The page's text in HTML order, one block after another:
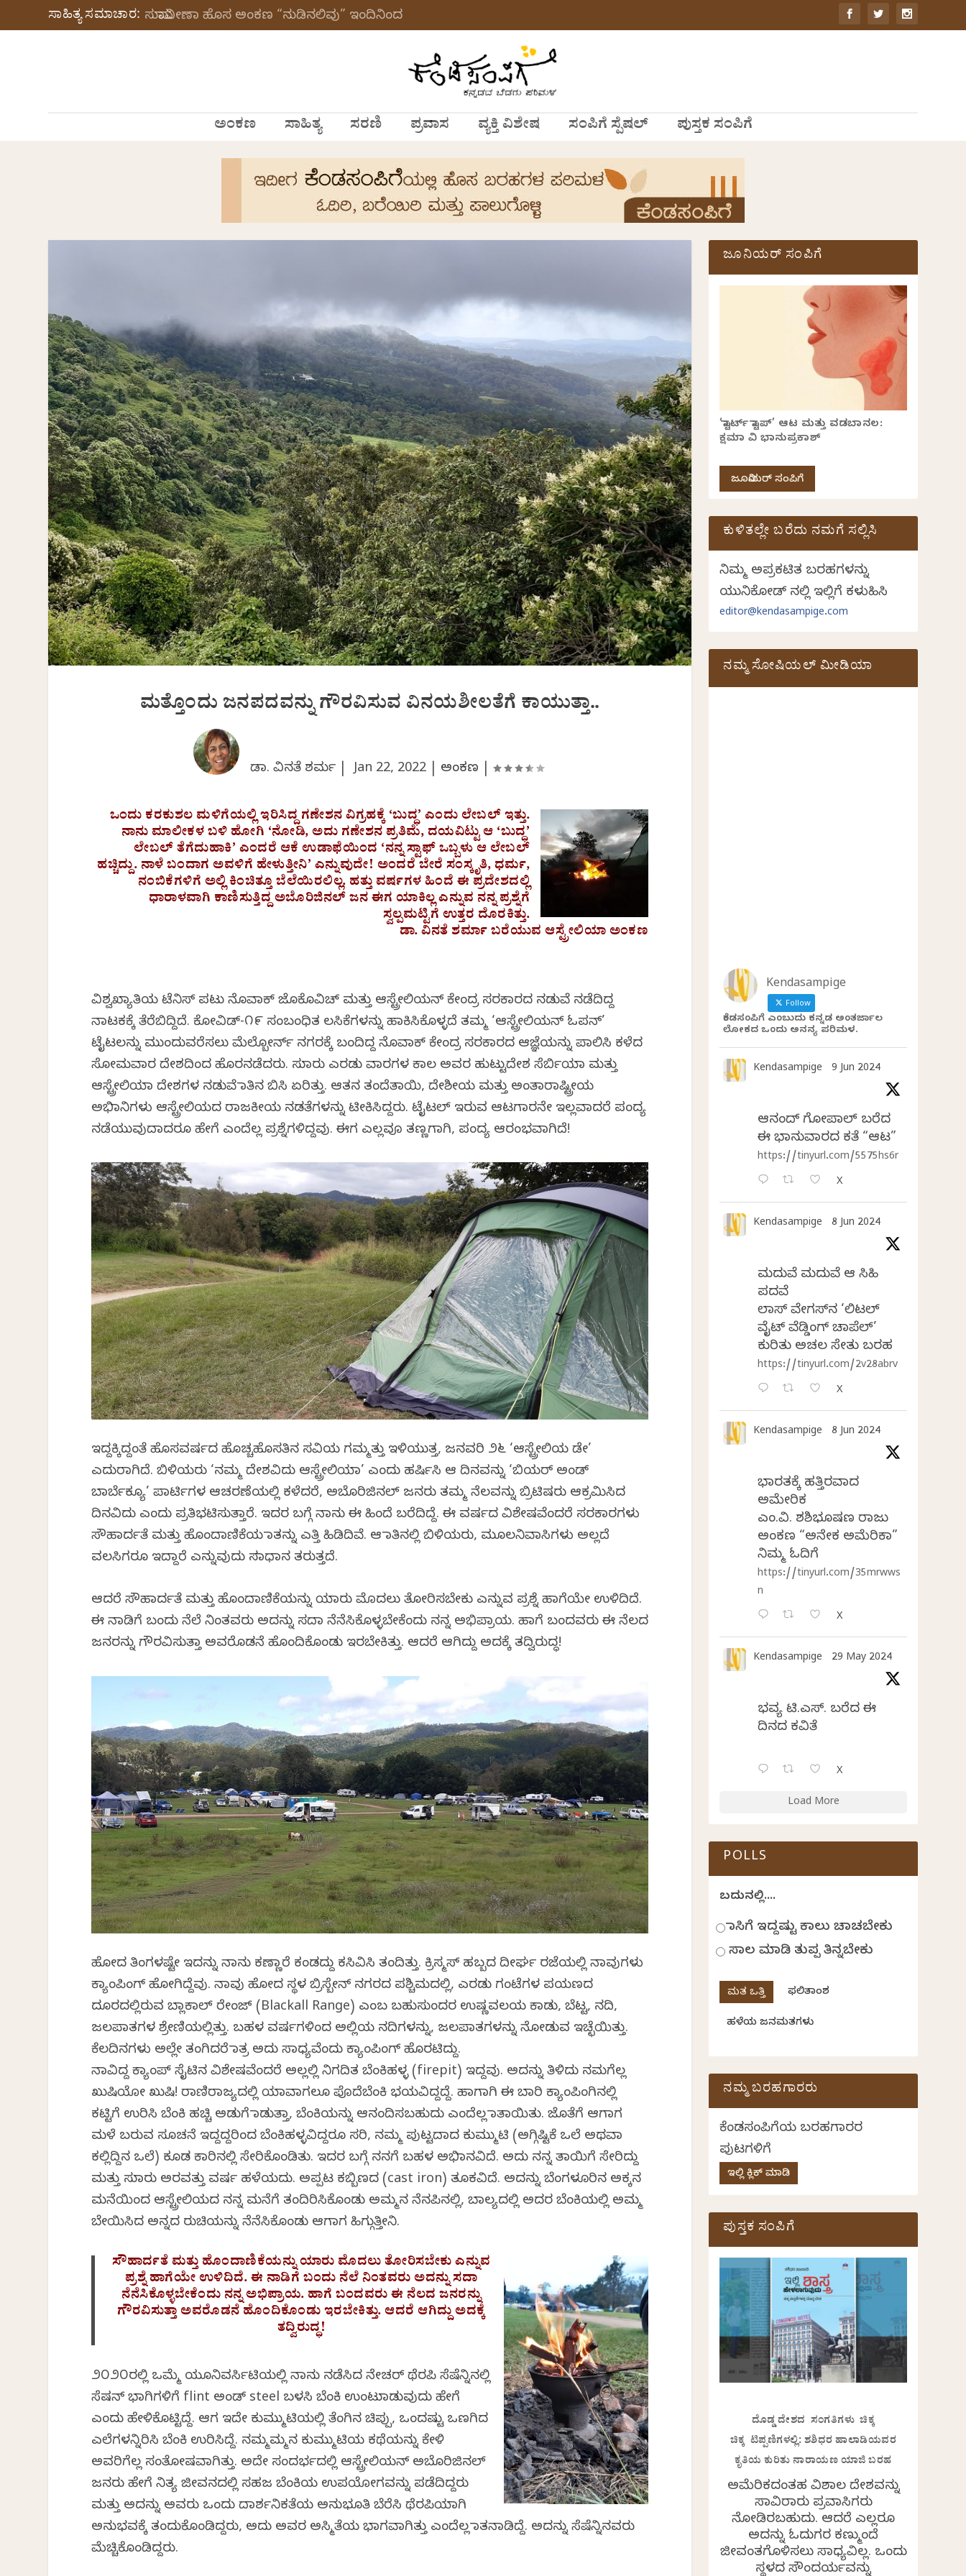
ಸಾಹಿತ್ಯ ಸಮಾಚಾರ: ಸುಮಾವೀಣಾ ಹೊಸ ಅಂಕಣ “ನುಡಿನಲಿವು” ಇಂದಿನಿಂದ
ಅಂಕಣ ಸಾಹಿತ್ಯ ಸರಣಿ ಪ್ರವಾಸ ವ್ಯಕ್ತಿ ವಿಶೇಷ ಸಂಪಿಗೆ ಸ್ಪೆಷಲ್ ಪುಸ್ತಕ ಸಂಪಿಗೆ
ಮತ್ತೊಂದು ಜನಪದವನ್ನು ಗೌರವಿಸುವ ವಿನಯಶೀಲತೆಗೆ ಕಾಯುತ್ತಾ..
ಡಾ. ವಿನತೆ ಶರ್ಮ |Jan 22, 2022| ಅಂಕಣ
ಒಂದು ಕರಕುಶಲ ಮಳಿಗೆಯಲ್ಲಿ ಇರಿಸಿದ್ದ ಗಣೇಶನ ವಿಗ್ರಹಕ್ಕೆ ‘ಬುದ್ಧ’ ಎಂದು ಲೇಬಲ್ ಇತ್ತು.
ನಾನು ಮಾಲೀಕಳ ಬಳಿ ಹೋಗಿ ‘ನೋಡಿ, ಅದು ಗಣೇಶನ ಪ್ರತಿಮೆ, ದಯವಿಟ್ಟು ಆ ‘ಬುದ್ಧ’
ಲೇಬಲ್ ತೆಗೆದುಹಾಕಿ’ ಎಂದರೆ ಆಕೆ ಉಡಾಫೆಯಿಂದ ‘ನನ್ನ ಸ್ಟಾಫ್ ಒಬ್ಬಳು ಆ ಲೇಬಲ್
ಹಚ್ಚಿದ್ದು. ನಾಳೆ ಬಂದಾಗ ಅವಳಿಗೆ ಹೇಳುತ್ತೀನಿ’ ಎನ್ನುವುದೇ! ಅಂದರೆ ಬೇರೆ ಸಂಸ್ಕೃತಿ, ಧರ್ಮ,
ನಂಬಿಕೆಗಳಿಗೆ ಅಲ್ಲಿ ಕಿಂಚಿತ್ತೂ ಬೆಲೆಯಿರಲಿಲ್ಲ. ಹತ್ತು ವರ್ಷಗಳ ಹಿಂದೆ ಈ ಪ್ರದೇಶದಲ್ಲಿ
ಧಾರಾಳವಾಗಿ ಕಾಣಿಸುತ್ತಿದ್ದ ಅಬೊರಿಜಿನಲ್ ಜನ ಈಗ ಯಾಕಿಲ್ಲ ಎನ್ನುವ ನನ್ನ ಪ್ರಶ್ನೆಗೆ
ಸ್ವಲ್ಪಮಟ್ಟಿಗೆ ಉತ್ತರ ದೊರಕಿತ್ತು.
ಡಾ. ವಿನತೆ ಶರ್ಮಾ ಬರೆಯುವ ಆಸ್ಟ್ರೇಲಿಯಾ ಅಂಕಣ
ವಿಶ್ವಖ್ಯಾತಿಯ ಟೆನಿಸ್ ಪಟು ನೊವಾಕ್ ಜೊಕೊವಿಚ್ ಮತ್ತು ಆಸ್ಟ್ರೇಲಿಯನ್ ಕೇಂದ್ರ ಸರಕಾರದ ನಡುವೆ ನಡೆದಿದ್ದ
ನಾಟಕಕ್ಕೆ ತೆರೆಬಿದ್ದಿದೆ. ಕೋವಿಡ್-೧೯ ಸಂಬಂಧಿತ ಲಸಿಕೆಗಳನ್ನು ಹಾಕಿಸಿಕೊಳ್ಳದೆ ತಮ್ಮ ‘ಆಸ್ಟ್ರೇಲಿಯನ್ ಓಪನ್’
ಟೈಟಲನ್ನು ಮುಂದುವರೆಸಲು ಮೆಲ್ಬೋರ್ನ್ ನಗರಕ್ಕೆ ಬಂದಿದ್ದ ನೊವಾಕ್ ಕೇಂದ್ರ ಸರಕಾರದ ಆಜ್ಞೆಯನ್ನು ಪಾಲಿಸಿ ಕಳೆದ
ಸೋಮವಾರ ದೇಶದಿಂದ ಹೊರನಡೆದರು. ಸುಮಾರು ಎರಡು ವಾರಗಳ ಕಾಲ ಅವರ ಹುಟ್ಟುದೇಶ ಸೆರ್ಬಿಯಾ ಮತ್ತು
ಆಸ್ಟ್ರೇಲಿಯಾ ದೇಶಗಳ ನಡುವೆ ಮಾತಿನ ಬಿಸಿ ಏರಿತ್ತು. ಆತನ ತಂದೆತಾಯಿ, ದೇಶೀಯ ಮತ್ತು ಅಂತಾರಾಷ್ಟ್ರೀಯ
ಅಭಿಮಾನಿಗಳು ಆಸ್ಟ್ರೇಲಿಯದ ರಾಜಕೀಯ ನಡತೆಗಳನ್ನು ಟೀಕಿಸಿದ್ದರು. ಟೈಟಲ್ ಇರುವ ಆಟಗಾರನೇ ಇಲ್ಲವಾದರೆ ಪಂದ್ಯ
ನಡೆಯುವುದಾದರೂ ಹೇಗೆ ಎಂದೆಲ್ಲ ಪ್ರಶ್ನೆಗಳಿದ್ದವು. ಈಗ ಎಲ್ಲವೂ ತಣ್ಣಗಾಗಿ, ಪಂದ್ಯ ಆರಂಭವಾಗಿದೆ!
ಇದ್ದಕ್ಕಿದ್ದಂತೆ ಹೊಸವರ್ಷದ ಹೊಚ್ಚಹೊಸತಿನ ಸವಿಯ ಗಮ್ಮತ್ತು ಇಳಿಯುತ್ತ, ಜನವರಿ ೨೬ ‘ಆಸ್ಟ್ರೇಲಿಯ ಡೇ’
ಎದುರಾಗಿದೆ. ಬಿಳಿಯರು ‘ನಮ್ಮ ದೇಶವಿದು ಆಸ್ಟ್ರೇಲಿಯಾ’ ಎಂದು ಹರ್ಷಿಸಿ ಆ ದಿನವನ್ನು ‘ಬಿಯರ್ ಅಂಡ್
ಬಾರ್ಬೆಕ್ಯೂ’ ಪಾರ್ಟಿಗಳ ಆಚರಣೆಯಲ್ಲಿ ಕಳೆದರೆ, ಅಬೊರಿಜಿನಲ್ ಜನರು ತಮ್ಮ ನೆಲವನ್ನು ಬ್ರಿಟಿಷರು ಆಕ್ರಮಿಸಿದ
ದಿನವಿದು ಎಂದು ಪ್ರತಿಭಟಿಸುತ್ತಾರೆ. ಇದರ ಬಗ್ಗೆ ನಾನು ಈ ಹಿಂದೆ ಬರೆದಿದ್ದೆ. ಈ ವರ್ಷದ ವಿಶೇಷವೆಂದರೆ ಸರಕಾರಗಳು
ಸೌಹಾರ್ದತೆ ಮತ್ತು ಹೊಂದಾಣಿಕೆಯ ಮಾತನ್ನು ಎತ್ತಿ ಹಿಡಿದಿವೆ. ಆ ಮಾತಿನಲ್ಲಿ ಬಿಳಿಯರು, ಮೂಲನಿವಾಸಿಗಳು ಅಲ್ಲದೆ
ವಲಸಿಗರೂ ಇದ್ದಾರೆ ಎನ್ನುವುದು ಸಮಾಧಾನ ತರುತ್ತದೆ.
ಆದರೆ ಸೌಹಾರ್ದತೆ ಮತ್ತು ಹೊಂದಾಣಿಕೆಯನ್ನು ಯಾರು ಮೊದಲು ತೋರಿಸಬೇಕು ಎನ್ನುವ ಪ್ರಶ್ನೆ ಹಾಗೆಯೇ ಉಳಿದಿದೆ.
ಈ ನಾಡಿಗೆ ಬಂದು ನೆಲೆ ನಿಂತವರು ಅದನ್ನು ಸದಾ ನೆನೆಸಿಕೊಳ್ಳಬೇಕೆಂದು ನನ್ನ ಅಭಿಪ್ರಾಯ. ಹಾಗೆ ಬಂದವರು ಈ ನೆಲದ
ಜನರನ್ನು ಗೌರವಿಸುತ್ತಾ ಅವರೊಡನೆ ಹೊಂದಿಕೊಂಡು ಇರಬೇಕಿತ್ತು. ಆದರೆ ಆಗಿದ್ದು ಅದಕ್ಕೆ ತದ್ವಿರುದ್ಧ!
ಹೋದ ತಿಂಗಳಷ್ಟೇ ಇದನ್ನು ನಾನು ಕಣ್ಣಾರೆ ಕಂಡದ್ದು ಕಸಿವಿಸಿ ತಂದಿತ್ತು. ಕ್ರಿಸ್ಮಸ್ ಹಬ್ಬದ ದೀರ್ಘ ರಜೆಯಲ್ಲಿ ನಾವುಗಳು
ಕ್ಯಾಂಪಿಂಗ್ ಹೋಗಿದ್ದೆವು. ನಾವು ಹೋದ ಸ್ಥಳ ಬ್ರಿಸ್ಬೇನ್ ನಗರದ ಪಶ್ಚಿಮದಲ್ಲಿ, ಎರಡು ಗಂಟೆಗಳ ಪಯಣದ
ದೂರದಲ್ಲಿರುವ ಬ್ಲಾಕಾಲ್ ರೇಂಜ್ (Blackall Range) ಎಂಬ ಬಹುಸುಂದರ ಉಷ್ಣವಲಯ ಕಾಡು, ಬೆಟ್ಟ, ನದಿ,
ಜಲಪಾತಗಳ ಶ್ರೇಣಿಯಲ್ಲಿತ್ತು. ಬಹಳ ವರ್ಷಗಳಿಂದ ಅಲ್ಲಿಯ ನದಿಗಳನ್ನು, ಜಲಪಾತಗಳನ್ನು ನೋಡುವ ಇಚ್ಛೆಯಿತ್ತು.
ಕೆಲದಿನಗಳು ಅಲ್ಲೇ ತಂಗಿದರೆ ಮಾತ್ರ ಅದು ಸಾಧ್ಯವೆಂದು ಕ್ಯಾಂಪಿಂಗ್ ಹೊರಟಿದ್ದು.
ನಾವಿದ್ದ ಕ್ಯಾಂಪ್ ಸೈಟಿನ ವಿಶೇಷವೆಂದರೆ ಅಲ್ಲಲ್ಲಿ ನಿಗದಿತ ಬೆಂಕಿಹಳ್ಳ (firepit) ಇದ್ದವು. ಅದನ್ನು ತಿಳಿದು ನಮಗೆಲ್ಲ
ಖುಷಿಯೋ ಖುಷಿ! ರಾಣಿರಾಜ್ಯದಲ್ಲಿ ಯಾವಾಗಲೂ ಪೊದೆಬೆಂಕಿ ಭಯವಿದ್ದದ್ದೆ. ಹಾಗಾಗಿ ಈ ಬಾರಿ ಕ್ಯಾಂಪಿಂಗಿನಲ್ಲಿ
ಕಟ್ಟಿಗೆ ಉರಿಸಿ ಬೆಂಕಿ ಹಚ್ಚಿ ಅಡುಗೆ ಮಾಡುತ್ತಾ, ಬೆಂಕಿಯನ್ನು ಆನಂದಿಸಬಹುದು ಎಂದೆಲ್ಲ ಮಾತಾಯಿತು. ಜೊತೆಗೆ ಆಗಾಗ
ಮಳೆ ಬರುವ ಸೂಚನೆ ಇದ್ದದ್ದರಿಂದ ಬೆಂಕಿಹಳ್ಳವಿದ್ದರೂ ಸರಿ, ನಮ್ಮ ಪುಟ್ಟದಾದ ಕುಮ್ಮುಟಿ (ಅಗ್ಗಿಷ್ಟಿಕೆ ಒಲೆ ಅಥವಾ
ಕಲ್ಲಿದ್ದಿನ ಒಲೆ) ಕೂಡ ಕಾರಿನಲ್ಲಿ ಸೇರಿಕೊಂಡಿತು. ಇದರ ಬಗ್ಗೆ ನನಗೆ ಬಹಳ ಅಭಿಮಾನವಿದೆ. ಅದು ನನ್ನ ತಾಯಿಗೆ ಸೇರಿದ್ದು
ಮತ್ತು ಸುಮಾರು ಅರವತ್ತು ವರ್ಷ ಹಳೆಯದು. ಅಪ್ಪಟ ಕಬ್ಬಿಣದ (cast iron) ತೂಕವಿದೆ. ಅದನ್ನು ಬೆಂಗಳೂರಿನ ಅಕ್ಕನ
ಮನೆಯಿಂದ ಆಸ್ಟ್ರೇಲಿಯದ ನನ್ನ ಮನೆಗೆ ತಂದಿರಿಸಿಕೊಂಡು ಅಮ್ಮನ ನೆನಪಿನಲ್ಲಿ, ಬಾಲ್ಯದಲ್ಲಿ ಅದರ ಬೆಂಕಿಯಲ್ಲಿ ಅಮ್ಮ
ಬೇಯಿಸಿದ ಅನ್ನದ ರುಚಿಯನ್ನು ನೆನೆಸಿಕೊಂಡು ಆಗಾಗ ಹಿಗ್ಗುತ್ತೀನಿ.
ಸೌಹಾರ್ದತೆ ಮತ್ತು ಹೊಂದಾಣಿಕೆಯನ್ನು ಯಾರು ಮೊದಲು ತೋರಿಸಬೇಕು ಎನ್ನುವ
ಪ್ರಶ್ನೆ ಹಾಗೆಯೇ ಉಳಿದಿದೆ. ಈ ನಾಡಿಗೆ ಬಂದು ನೆಲೆ ನಿಂತವರು ಅದನ್ನು ಸದಾ
ನೆನೆಸಿಕೊಳ್ಳಬೇಕೆಂದು ನನ್ನ ಅಭಿಪ್ರಾಯ. ಹಾಗೆ ಬಂದವರು ಈ ನೆಲದ ಜನರನ್ನು
ಗೌರವಿಸುತ್ತಾ ಅವರೊಡನೆ ಹೊಂದಿಕೊಂಡು ಇರಬೇಕಿತ್ತು. ಆದರೆ ಆಗಿದ್ದು ಅದಕ್ಕೆ
ತದ್ವಿರುದ್ಧ!
೨೦೨೦ರಲ್ಲಿ ಒಮ್ಮೆ ಯೂನಿವರ್ಸಿಟಿಯಲ್ಲಿ ನಾನು ನಡೆಸಿದ ನೇಚರ್ ಥೆರಪಿ ಸೆಷೆನ್ನಿನಲ್ಲಿ
ಸೆಷನ್ ಭಾಗಿಗಳಿಗೆ flint ಅಂಡ್ steel ಬಳಸಿ ಬೆಂಕಿ ಉಂಟುಮಾಡುವುದು ಹೇಗೆ
ಎಂದು ಹೇಳಿಕೊಟ್ಟಿದ್ದೆ. ಆಗ ಇದೇ ಕುಮ್ಮುಟಿಯಲ್ಲಿ ತೆಂಗಿನ ಚಿಪ್ಪು, ಒಂದಷ್ಟು ಒಣಗಿದ
ಎಲೆಗಳನ್ನಿರಿಸಿ ಬೆಂಕಿ ಉರಿಸಿದ್ದೆ. ನಮ್ಮಮ್ಮನ ಕುಮ್ಮುಟಿಯ ಕಥೆಯನ್ನು ಕೇಳಿ
ಅವರಿಗೆಲ್ಲ ಸಂತೋಷವಾಗಿತ್ತು. ಅದೇ ಸಂದರ್ಭದಲ್ಲಿ ಆಸ್ಟ್ರೇಲಿಯನ್ ಅಬೊರಿಜಿನಲ್
ಜನರು ಹೇಗೆ ನಿತ್ಯ ಜೀವನದಲ್ಲಿ ಸಹಜ ಬೆಂಕಿಯ ಉಪಯೋಗವನ್ನು ಪಡೆದಿದ್ದರು
ಮತ್ತು ಅದನ್ನು ಅವರು ಒಂದು ದಾರ್ಶನಿಕತೆಯ ಅನುಭೂತಿ ಬೆರೆಸಿ ಥೆರಪಿಯಾಗಿ
ಅನುಭವಕ್ಕೆ ತಂದುಕೊಂಡಿದ್ದರು, ಅದು ಅವರ ಅಸ್ಮಿತೆಯ ಭಾಗವಾಗಿತ್ತು ಎಂದೆಲ್ಲ ಮಾತನಾಡಿದ್ದೆ. ಅದನ್ನು ಸೆಷೆನ್ನಿನವರು
ಮೆಚ್ಚಿಕೊಂಡಿದ್ದರು.
ಜೂನಿಯರ್ ಸಂಪಿಗೆ
‘ಸ್ಟಾರ್ಟ್ ಸ್ಟಾಪ್’ ಆಟ ಮತ್ತು ವಡಬಾನಲ:
ಕ್ಷಮಾ ವಿ ಭಾನುಪ್ರಕಾಶ್
ಜೂನಿಯರ್ ಸಂಪಿಗೆ
ಕುಳಿತಲ್ಲೇ ಬರೆದು ನಮಗೆ ಸಲ್ಲಿಸಿ
ನಿಮ್ಮ ಅಪ್ರಕಟಿತ ಬರಹಗಳನ್ನು
ಯುನಿಕೋಡ್ ನಲ್ಲಿ ಇಲ್ಲಿಗೆ ಕಳುಹಿಸಿ
editor@kendasampige.com
ನಮ್ಮ ಸೋಷಿಯಲ್‌ ಮೀಡಿಯಾ
Kendasampige
Follow
ಕೆಂಡಸಂಪಿಗೆ ಎಂಬುದು ಕನ್ನಡ ಅಂತರ್ಜಾಲ
ಲೋಕದ ಒಂದು ಅನನ್ಯ ಪರಿಮಳ.
Kendasampige 9 Jun 2024
ಆನಂದ್‌ ಗೋಪಾಲ್‌ ಬರೆದ
ಈ ಭಾನುವಾರದ ಕತೆ “ಆಟ”
https://tinyurl.com/5575hs6r
X
Kendasampige 8 Jun 2024
ಮದುವೆ ಮದುವೆ ಆ ಸಿಹಿ
ಪದವೆ
ಲಾಸ್‌ ವೇಗಸ್‌ನ ‘ಲಿಟಲ್
ವೈಟ್ ವೆಡ್ಡಿಂಗ್ ಚಾಪೆಲ್’
ಕುರಿತು ಅಚಲ ಸೇತು ಬರಹ
https://tinyurl.com/2v28abrv
X
Kendasampige 8 Jun 2024
ಭಾರತಕ್ಕೆ ಹತ್ತಿರವಾದ
ಅಮೇರಿಕ
ಎಂ.ವಿ. ಶಶಿಭೂಷಣ ರಾಜು
ಅಂಕಣ “ಅನೇಕ ಅಮೆರಿಕಾ”
ನಿಮ್ಮ ಓದಿಗೆ
https://tinyurl.com/35mrwws
n
X
Kendasampige 29 May 2024
ಭವ್ಯ ಟಿ.ಎಸ್. ಬರೆದ ಈ
ದಿನದ ಕವಿತೆ
X
Load More
POLLS
ಬದುಕಿನಲ್ಲಿ....
ಹಾಸಿಗೆ ಇದ್ದಷ್ಟು ಕಾಲು ಚಾಚಬೇಕು
ಸಾಲ ಮಾಡಿ ತುಪ್ಪ ತಿನ್ನಬೇಕು
ಫಲಿತಾಂಶ
ಹಳೆಯ ಜನಮತಗಳು
ನಮ್ಮ ಬರಹಗಾರರು
ಕೆಂಡಸಂಪಿಗೆಯ ಬರಹಗಾರರ
ಪುಟಗಳಿಗೆ
ಇಲ್ಲಿ ಕ್ಲಿಕ್ ಮಾಡಿ
ಪುಸ್ತಕ ಸಂಪಿಗೆ
ದೊಡ್ಡ ದೇಶದ ಸಂಗತಿಗಳು ಚಿಕ್ಕ
ಚಿಕ್ಕ ಟಿಪ್ಪಣಿಗಳಲ್ಲಿ: ಶಶಿಧರ ಹಾಲಾಡಿಯವರ
ಕೃತಿಯ ಕುರಿತು ನಾರಾಯಣ ಯಾಜಿ ಬರಹ
ಅಮೆರಿಕದಂತಹ ವಿಶಾಲ ದೇಶವನ್ನು
ಸಾವಿರಾರು ಪ್ರವಾಸಿಗರು
ನೋಡಿರಬಹುದು. ಆದರೆ ಎಲ್ಲರೂ
ಅದನ್ನು ಓದುಗರ ಕಣ್ಮುಂದೆ
ಜೀವಂತಗೊಳಿಸಲು ಸಾಧ್ಯವಿಲ್ಲ. ಒಂದು
ಸ್ಥಳದ ಸೌಂದರ್ಯವನ್ನು